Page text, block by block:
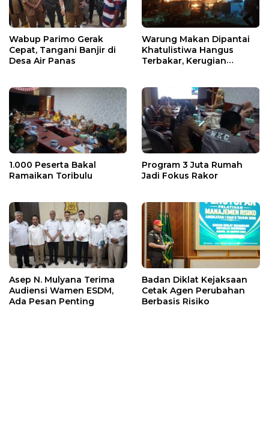
Wabup Parimo Gerak
Cepat, Tangani Banjir di
Desa Air Panas
Warung Makan Dipantai
Khatulistiwa Hangus
Terbakar, Kerugian
1.000 Peserta Bakal
Ramaikan Toribulu
Program 3 Juta Rumah
Jadi Fokus Rakor
Asep N. Mulyana Terima
Audiensi Wamen ESDM,
Ada Pesan Penting
Badan Diklat Kejaksaan
Cetak Agen Perubahan
Berbasis Risiko